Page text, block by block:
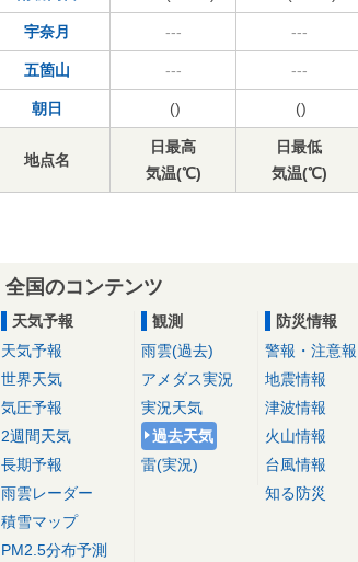
宇奈月 --- ---
五箇山 --- ---
朝日 () ()
地点名
日最高
気温(℃)
日最低
気温(℃)
全国のコンテンツ
天気予報
天気予報
世界天気
気圧予報
2週間天気
長期予報
雨雲レーダー
積雪マップ
PM2.5分布予測
観測
雨雲(過去)
アメダス実況
実況天気
過去天気
雷(実況)
防災情報
警報・注意報
地震情報
津波情報
火山情報
台風情報
知る防災